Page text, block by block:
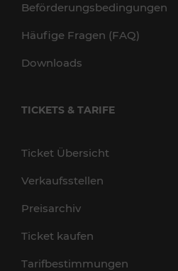
Beförderungsbedingungen
Häufige Fragen (FAQ)
Downloads
TICKETS & TARIFE
Ticket Übersicht
Verkaufsstellen
Preisarchiv
Ticket kaufen
Tarifbestimmungen